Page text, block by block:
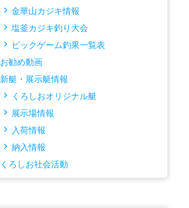
金華山カジキ情報
塩釜カジキ釣り大会
ビックゲーム釣果一覧表
お勧め動画
新艇・展示艇情報
くろしおオリジナル艇
展示場情報
入荷情報
納入情報
くろしお社会活動